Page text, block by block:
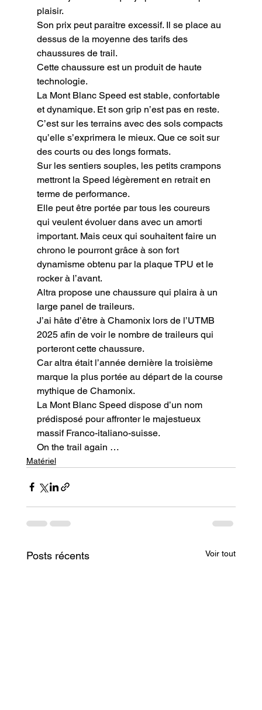
plaisir.
Son prix peut paraitre excessif. Il se place au
dessus de la moyenne des tarifs des
chaussures de trail.
Cette chaussure est un produit de haute
technologie.
La Mont Blanc Speed est stable, confortable
et dynamique. Et son grip n’est pas en reste.
C’est sur les terrains avec des sols compacts
qu’elle s’exprimera le mieux. Que ce soit sur
des courts ou des longs formats.
Sur les sentiers souples, les petits crampons
mettront la Speed légèrement en retrait en
terme de performance.
Elle peut être portée par tous les coureurs
qui veulent évoluer dans avec un amorti
important. Mais ceux qui souhaitent faire un
chrono le pourront grâce à son fort
dynamisme obtenu par la plaque TPU et le
rocker à l’avant.
Altra propose une chaussure qui plaira à un
large panel de traileurs.
J’ai hâte d’être à Chamonix lors de l’UTMB
2025 afin de voir le nombre de traileurs qui
porteront cette chaussure.
Car altra était l’année dernière la troisième
marque la plus portée au départ de la course
mythique de Chamonix.
La Mont Blanc Speed dispose d’un nom
prédisposé pour affronter le majestueux
massif Franco-italiano-suisse.
On the trail again …
Matériel
Posts récents Voir tout